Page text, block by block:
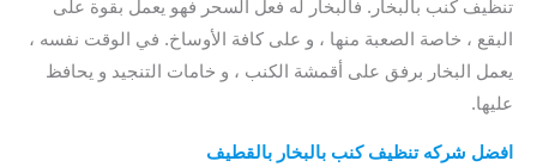
تنظيف كنب بالبخار. فالبخار له فعل السحر فهو يعمل بقوة على
البقع ، خاصة الصعبة منها ، و على كافة الأوساخ. في الوقت نفسه ،
يعمل البخار برفق على أقمشة الكنب ، و خامات التنجيد و يحافظ
عليها.
افضل شركه تنظيف كنب بالبخار بالقطيف